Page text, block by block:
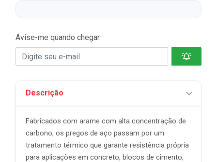
Avise-me quando chegar
Descrição
Fabricados com arame com alta concentração de
carbono, os pregos de aço passam por um
tratamento térmico que garante resistência própria
para aplicações em concreto, blocos de cimento,